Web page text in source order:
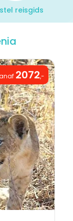
reisgids
2072,-